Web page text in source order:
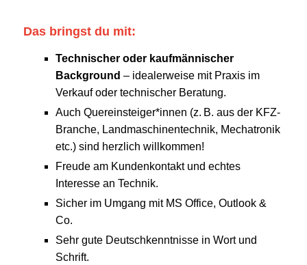
Das bringst du mit:
Technischer oder kaufmännischer
Background – idealerweise mit Praxis im
Verkauf oder technischer Beratung.
Auch Quereinsteiger*innen (z. B. aus der KFZ-
Branche, Landmaschinentechnik, Mechatronik
etc.) sind herzlich willkommen!
Freude am Kundenkontakt und echtes
Interesse an Technik.
Sicher im Umgang mit MS Office, Outlook &
Co.
Sehr gute Deutschkenntnisse in Wort und
Schrift.